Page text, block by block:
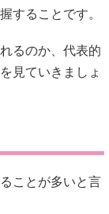
することです。
るのか、代表的
見ていきましょ
ことが多いと言